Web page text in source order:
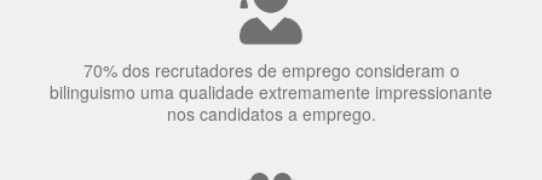
70% dos recrutadores de emprego consideram o
bilinguismo uma qualidade extremamente impressionante
nos candidatos a emprego.